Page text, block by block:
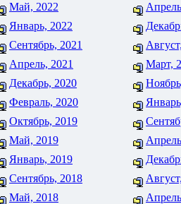
Май, 2022
Январь, 2022
Сентябрь, 2021
Апрель, 2021
Март,
Декабрь, 2020
Февраль, 2020
Октябрь, 2019
Май, 2019
Январь, 2019
Сентябрь, 2018
Май, 2018